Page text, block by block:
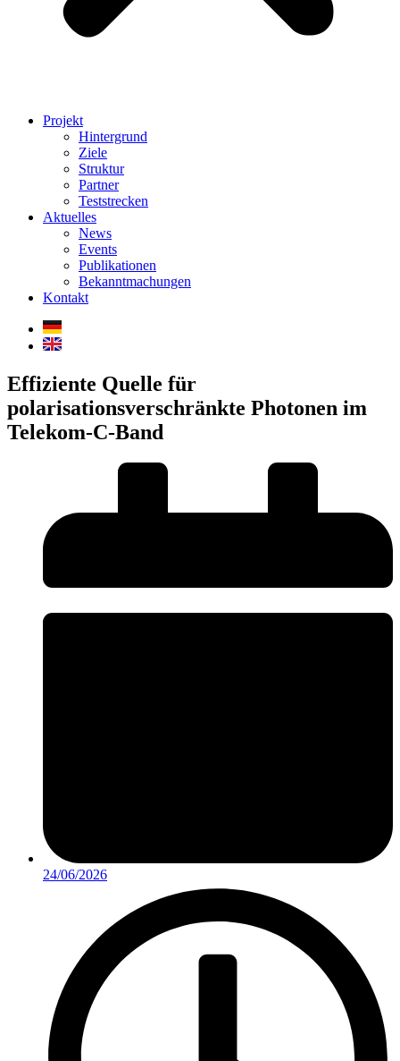
Projekt
Hintergrund
Ziele
Struktur
Partner
Teststrecken
Aktuelles
News
Events
Publikationen
Bekanntmachungen
Kontakt
Effiziente Quelle für
polarisationsverschränkte Photonen im
Telekom-C-Band
24/06/2026